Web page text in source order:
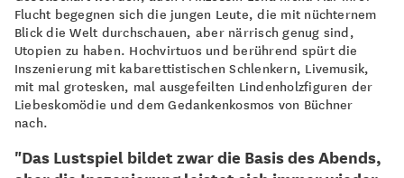
Flucht begegnen sich die jungen Leute, die mit nüchternem
Blick die Welt durchschauen, aber närrisch genug sind,
Utopien zu haben. Hochvirtuos und berührend spürt die
Inszenierung mit kabarettistischen Schlenkern, Livemusik,
mit mal grotesken, mal ausgefeilten Lindenholzfiguren der
Liebeskomödie und dem Gedankenkosmos von Büchner
nach.
"Das Lustspiel bildet zwar die Basis des Abends,